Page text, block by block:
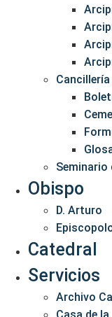
Cancillería
Seminario
Obispo
D. Arturo
Catedral
Servicios
Archivo